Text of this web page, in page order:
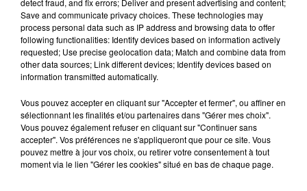
1er août 2026
GAGNEZ VOS ENTRÉES POUR TOUTE LA
FAMILLE À PLOPSAQUA !
LES LIVES
detect fraud, and fix errors; Deliver and present advertising and content;
Save and communicate privacy choices. These technologies may
process personal data such as IP address and browsing data to offer
following functionalities: Identify devices based on information actively
requested; Use precise geolocation data; Match and combine data from
other data sources; Link different devices; Identify devices based on
information transmitted automatically.
Vous pouvez accepter en cliquant sur "Accepter et fermer", ou affiner en
sélectionnant les finalités et/ou partenaires dans "Gérer mes choix".
Vous pouvez également refuser en cliquant sur "Continuer sans
accepter". Vos préférences ne s'appliqueront que pour ce site. Vous
pouvez mettre à jour vos choix, ou retirer votre consentement à tout
moment via le lien "Gérer les cookies" situé en bas de chaque page.